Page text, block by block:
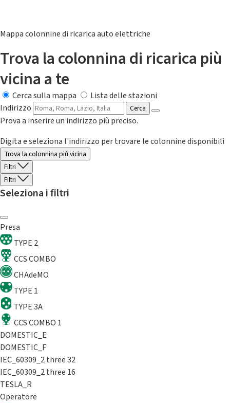
Mappa colonnine di ricarica auto elettriche
Trova la colonnina di ricarica più
vicina a te
Cerca sulla mappa
Lista delle stazioni
Indirizzo
Cerca
Prova a inserire un indirizzo più preciso.
Digita e seleziona l'indirizzo per trovare le colonnine disponibili
Trova la colonnina piú vicina
Filtri
Filtri
Seleziona i filtri
Presa
TYPE 2
CCS COMBO
CHAdeMO
TYPE 1
TYPE 3A
CCS COMBO 1
DOMESTIC_E
DOMESTIC_F
IEC_60309_2 three 32
IEC_60309_2 three 16
TESLA_R
Operatore